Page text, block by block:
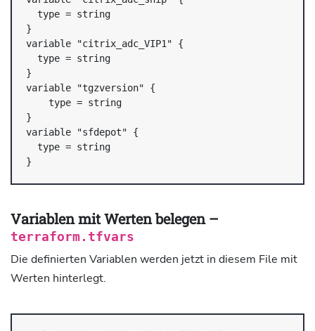
  type = string
}
variable "citrix_adc_VIP1" {
  type = string
}
variable "tgzversion" {
    type = string
}
variable "sfdepot" {
  type = string
}
Variablen mit Werten belegen –
terraform.tfvars
Die definierten Variablen werden jetzt in diesem File mit
Werten hinterlegt.